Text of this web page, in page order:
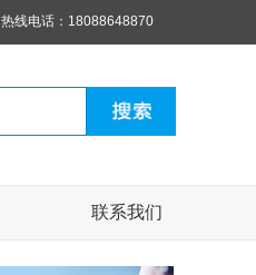
热线电话：18088648870
联系我们